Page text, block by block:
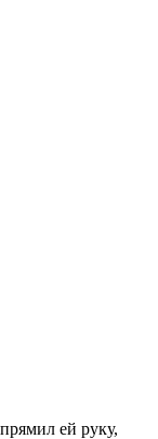
ей руку,